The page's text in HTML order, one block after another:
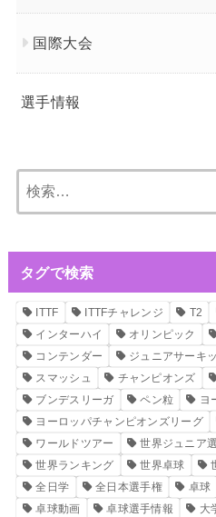
国際大会
選手情報
タグで検索
ITTF ITTFチャレンジ T2
インターハイ
オリンピック
コンテンダー
ジュニアサーキ
スマッシュ
チャンピオンズ
ブンデスリーガ
ペン粒
ヨ
ヨーロッパチャンピオンズリーグ
ワールドツアー
世界ジュニア
世界ランキング
世界卓球
全日学
全日本選手権 卓球
卓球動画
卓球選手情報 大